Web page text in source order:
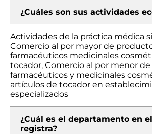
¿Cuáles son sus actividades
Actividades de la práctica médica
Comercio al por mayor de
farmacéuticos medicinales
tocador, Comercio al por menor
farmacéuticos y medicinales
artículos de tocador en
especializados
¿Cuál es el departamento en
registra?